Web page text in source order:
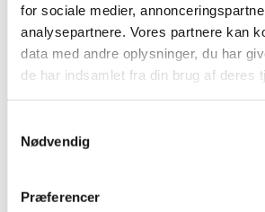
for sociale medier,
analysepartnere. Vores partnere kan
data med andre oplysninger, du har
de har indsamlet fra din brug af deres
Nødvendig
Præferencer
Presse
Om os
Adresser
Facebook